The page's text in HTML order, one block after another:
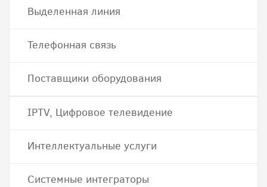
Выделенная линия
Телефонная связь
Поставщики оборудования
IPTV, Цифровое телевидение
Интеллектуальные услуги
Системные интеграторы